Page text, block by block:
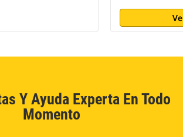
Y Ayuda Experta En Todo
Momento